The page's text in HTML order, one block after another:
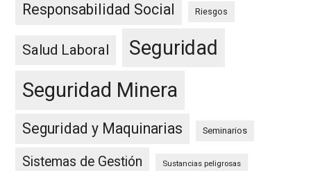
Responsabilidad Social Riesgos
Salud Laboral
Seguridad
Seguridad Minera
Seguridad y Maquinarias Seminarios
Sistemas de Gestión Sustancias peligrosas